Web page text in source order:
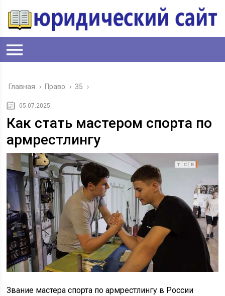
Главная › Право › 35 ›
05.07.2025
Как стать мастером спорта по
армрестлингу
Звание мастера спорта по армрестлингу в России